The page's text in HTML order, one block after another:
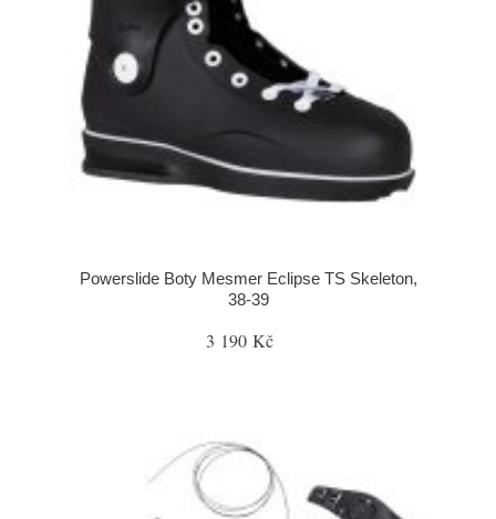
Powerslide Boty Mesmer Eclipse TS Skeleton,
38-39
3 190 Kč